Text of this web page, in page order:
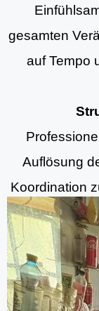
gesamten
auf Tempo
Auflösung
Koordination